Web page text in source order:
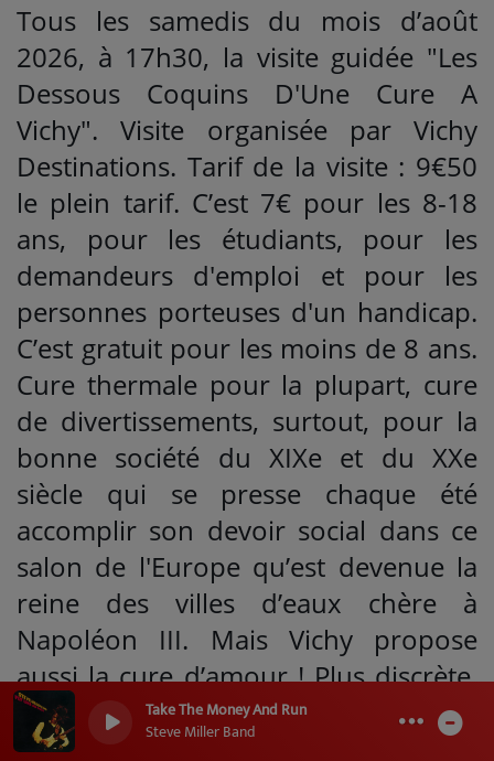
Take The Money And Run
Steve Miller Band
0
Tous les samedis du mois d’août
2026, à 17h30, la visite guidée "Les
Dessous Coquins D'Une Cure A
Vichy". Visite organisée par Vichy
Destinations. Tarif de la visite : 9€50
le plein tarif. C’est 7€ pour les 8-18
ans, pour les étudiants, pour les
demandeurs d'emploi et pour les
personnes porteuses d'un handicap.
C’est gratuit pour les moins de 8 ans.
Cure thermale pour la plupart, cure
de divertissements, surtout, pour la
bonne société du XIXe et du XXe
siècle qui se presse chaque été
accomplir son devoir social dans ce
salon de l'Europe qu’est devenue la
reine des villes d’eaux chère à
Napoléon III. Mais Vichy propose
aussi la cure d’amour ! Plus discrète,
vous ne la trouverez pas dans les
guides de l’étranger à Vichy. Alors